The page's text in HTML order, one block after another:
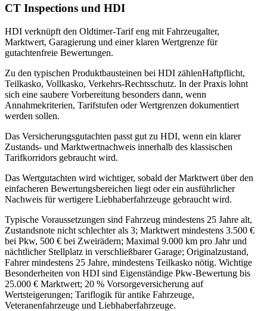
CT Inspections und HDI
HDI verknüpft den Oldtimer-Tarif eng mit Fahrzeugalter,
Marktwert, Garagierung und einer klaren Wertgrenze für
gutachtenfreie Bewertungen.
Zu den typischen Produktbausteinen bei HDI zählenHaftpflicht,
Teilkasko, Vollkasko, Verkehrs-Rechtsschutz. In der Praxis lohnt
sich eine saubere Vorbereitung besonders dann, wenn
Annahmekriterien, Tarifstufen oder Wertgrenzen dokumentiert
werden sollen.
Das Versicherungsgutachten passt gut zu HDI, wenn ein klarer
Zustands- und Marktwertnachweis innerhalb des klassischen
Tarifkorridors gebraucht wird.
Das Wertgutachten wird wichtiger, sobald der Marktwert über den
einfacheren Bewertungsbereichen liegt oder ein ausführlicher
Nachweis für wertigere Liebhaberfahrzeuge gebraucht wird.
Typische Voraussetzungen sind Fahrzeug mindestens 25 Jahre alt,
Zustandsnote nicht schlechter als 3; Marktwert mindestens 3.500 €
bei Pkw, 500 € bei Zweirädern; Maximal 9.000 km pro Jahr und
nächtlicher Stellplatz in verschließbarer Garage; Originalzustand,
Fahrer mindestens 25 Jahre, mindestens Teilkasko nötig. Wichtige
Besonderheiten von HDI sind Eigenständige Pkw-Bewertung bis
25.000 € Marktwert; 20 % Vorsorgeversicherung auf
Wertsteigerungen; Tariflogik für antike Fahrzeuge,
Veteranenfahrzeuge und Liebhaberfahrzeuge.